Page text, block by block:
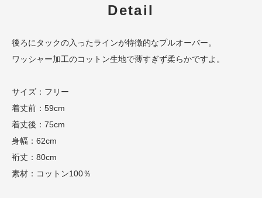
Detail
後ろにタックの入ったラインが特徴的なプルオーバー。
ワッシャー加工のコットン生地で薄すぎず柔らかですよ。
サイズ：フリー
着丈前：59cm
着丈後：75cm
身幅：62cm
裄丈：80cm
素材：コットン100％